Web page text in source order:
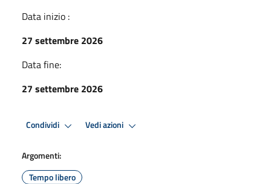
Data inizio :
27 settembre 2026
Data fine:
27 settembre 2026
Condividi Vedi azioni
Argomenti:
Tempo libero